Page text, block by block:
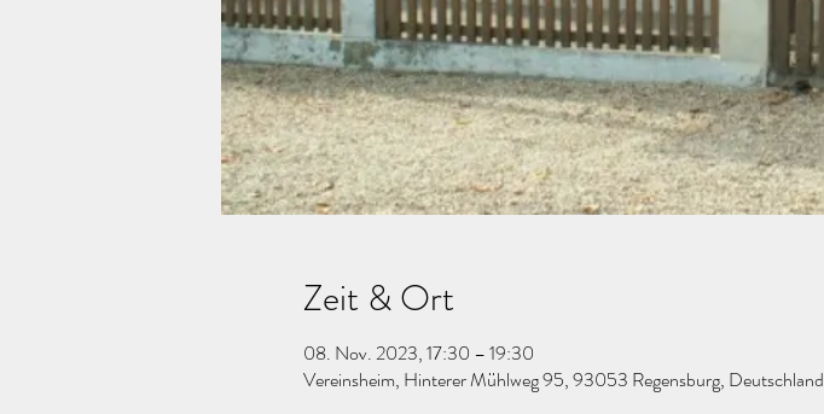
Zeit & Ort
08. Nov. 2023, 17:30 – 19:30
Vereinsheim, Hinterer Mühlweg 95, 93053 Regensburg, Deutschland